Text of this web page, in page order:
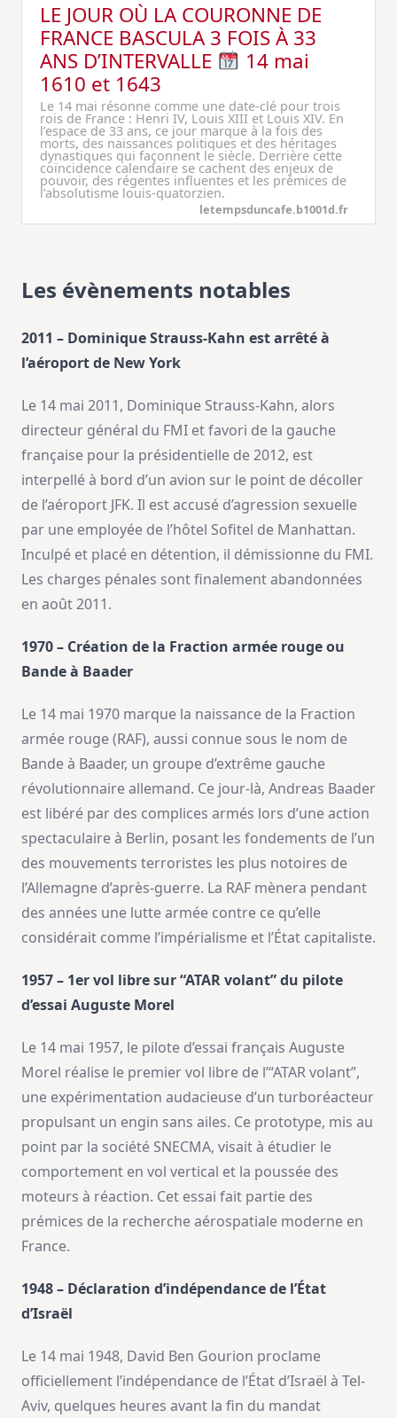
LE JOUR OÙ LA COURONNE DE
FRANCE BASCULA 3 FOIS À 33
ANS D’INTERVALLE
14 mai
1610 et 1643
Le 14 mai résonne comme une date-clé pour trois
rois de France : Henri IV, Louis XIII et Louis XIV. En
l’espace de 33 ans, ce jour marque à la fois des
morts, des naissances politiques et des héritages
dynastiques qui façonnent le siècle. Derrière cette
coïncidence calendaire se cachent des enjeux de
pouvoir, des régentes influentes et les prémices de
l’absolutisme louis-quatorzien.
letempsduncafe.b1001d.fr
Les évènements notables
2011 – Dominique Strauss-Kahn est arrêté à
l’aéroport de New York
Le 14 mai 2011, Dominique Strauss-Kahn, alors
directeur général du FMI et favori de la gauche
française pour la présidentielle de 2012, est
interpellé à bord d’un avion sur le point de décoller
de l’aéroport JFK. Il est accusé d’agression sexuelle
par une employée de l’hôtel Sofitel de Manhattan.
Inculpé et placé en détention, il démissionne du FMI.
Les charges pénales sont finalement abandonnées
en août 2011.
1970 – Création de la Fraction armée rouge ou
Bande à Baader
Le 14 mai 1970 marque la naissance de la Fraction
armée rouge (RAF), aussi connue sous le nom de
Bande à Baader, un groupe d’extrême gauche
révolutionnaire allemand. Ce jour-là, Andreas Baader
est libéré par des complices armés lors d’une action
spectaculaire à Berlin, posant les fondements de l’un
des mouvements terroristes les plus notoires de
l’Allemagne d’après-guerre. La RAF mènera pendant
des années une lutte armée contre ce qu’elle
considérait comme l’impérialisme et l’État capitaliste.
1957 – 1er vol libre sur “ATAR volant” du pilote
d’essai Auguste Morel
Le 14 mai 1957, le pilote d’essai français Auguste
Morel réalise le premier vol libre de l’“ATAR volant”,
une expérimentation audacieuse d’un turboréacteur
propulsant un engin sans ailes. Ce prototype, mis au
point par la société SNECMA, visait à étudier le
comportement en vol vertical et la poussée des
moteurs à réaction. Cet essai fait partie des
prémices de la recherche aérospatiale moderne en
France.
1948 – Déclaration d’indépendance de l’État
d’Israël
Le 14 mai 1948, David Ben Gourion proclame
officiellement l’indépendance de l’État d’Israël à Tel-
Aviv, quelques heures avant la fin du mandat